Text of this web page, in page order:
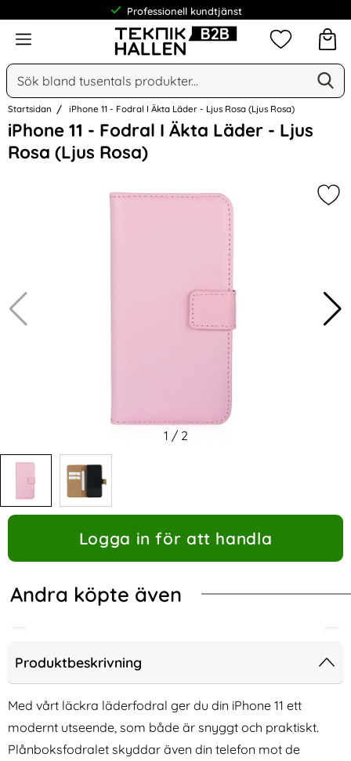
Professionell kundtjänst
Meny
Sök
Sök på Narse Group AB
Mina
Startsidan iPhone 11 - Fodral I Äkta Läder - Ljus Rosa (Ljus Rosa)
iPhone 11 - Fodral I Äkta Läder - Ljus
Rosa (Ljus Rosa)
Hoppa
över
Bilder
1 / 2
Logga in för att handla
Andra köpte även
Produktbeskrivning
Med vårt läckra läderfodral ger du din iPhone 11 ett
modernt utseende, som både är snyggt och praktiskt.
Plånboksfodralet skyddar även din telefon mot de